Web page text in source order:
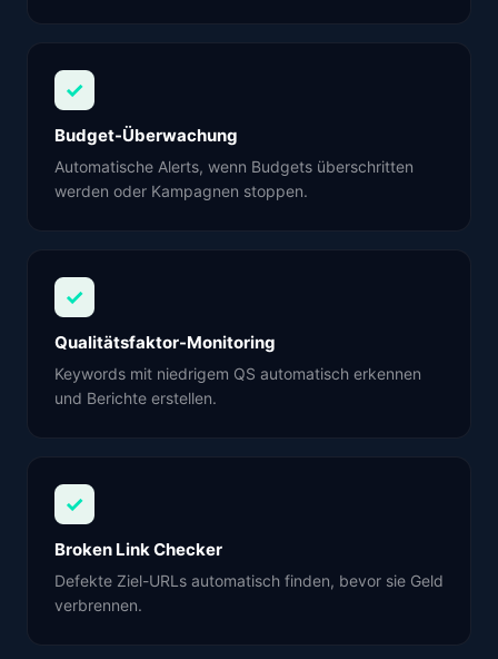
✓
Budget-Überwachung
Automatische Alerts, wenn Budgets überschritten
werden oder Kampagnen stoppen.
✓
Qualitätsfaktor-Monitoring
Keywords mit niedrigem QS automatisch erkennen
und Berichte erstellen.
✓
Broken Link Checker
Defekte Ziel-URLs automatisch finden, bevor sie Geld
verbrennen.